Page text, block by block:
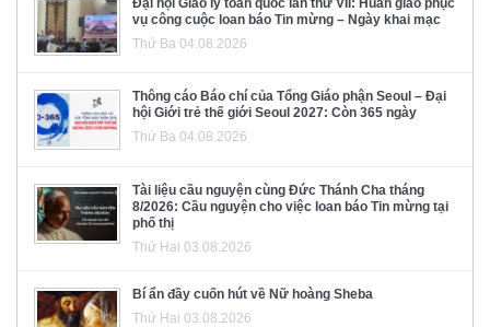
vụ công cuộc loan báo Tin mừng – Ngày khai mạc
Thứ Ba 04.08.2026
Thông cáo Báo chí của Tổng Giáo phận Seoul – Đại
hội Giới trẻ thế giới Seoul 2027: Còn 365 ngày
Thứ Ba 04.08.2026
Tài liệu cầu nguyện cùng Đức Thánh Cha tháng
8/2026: Cầu nguyện cho việc loan báo Tin mừng tại
phố thị
Thứ Hai 03.08.2026
Bí ẩn đầy cuốn hút về Nữ hoàng Sheba
Thứ Hai 03.08.2026